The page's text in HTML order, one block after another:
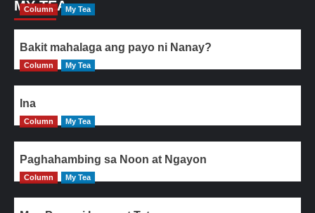
MY TEA
Column My Tea
Bakit mahalaga ang payo ni Nanay?
Column My Tea
Ina
Column My Tea
Paghahambing sa Noon at Ngayon
Column My Tea